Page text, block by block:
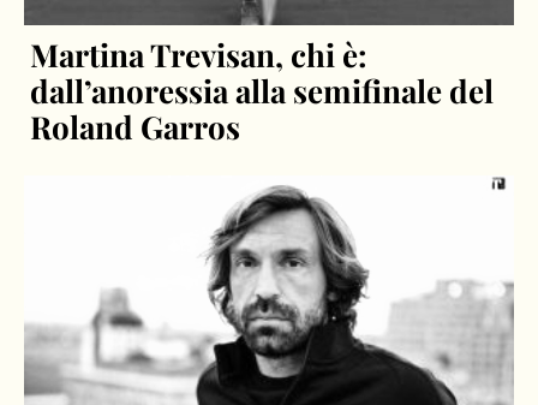
Martina Trevisan, chi è:
dall’anoressia alla semifinale del
Roland Garros